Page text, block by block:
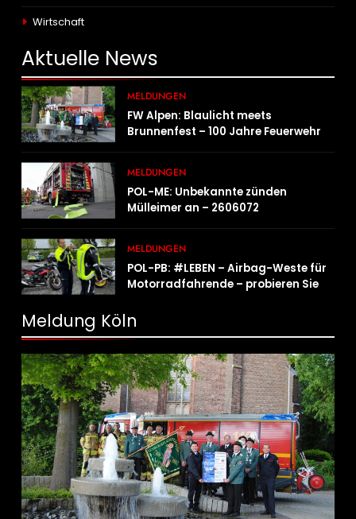
Wirtschaft
Aktuelle News
MELDUNGEN
FW Alpen: Blaulicht meets
Brunnenfest – 100 Jahre Feuerwehr
MELDUNGEN
POL-ME: Unbekannte zünden
Mülleimer an – 2606072
MELDUNGEN
POL-PB: #LEBEN – Airbag-Weste für
Motorradfahrende – probieren Sie es
Meldung Köln